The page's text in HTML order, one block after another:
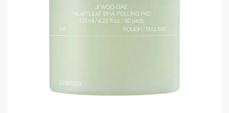
Protector Solar en Barra No.1
Parche para granitos